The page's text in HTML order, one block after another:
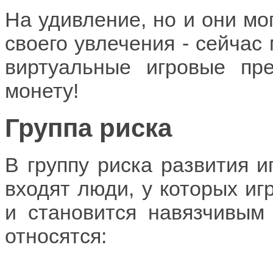
На удивление, но и они
своего увлечения -
виртуальные игровые
монету!
Группа риска
В группу риска развития
входят люди, у которых
и становится
относятся: